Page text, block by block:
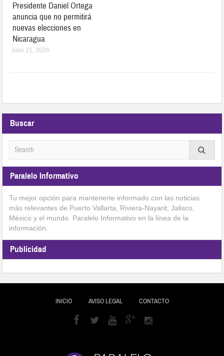
Presidente Daniel Ortega
anuncia que no permitirá
nuevas elecciones en
Nicaragua
julio 21, 2026
Buscar
Paralelo Informativo
Tu mejor opción para mantenerte informado con las noticias
más relevantes de Puerto Vallarta, Riviera-Nayarit, Jalisco,
México y el mundo. Paralelo Informativo en la línea de la
información.
Publicidad
INICIO AVISO LEGAL CONTACTO